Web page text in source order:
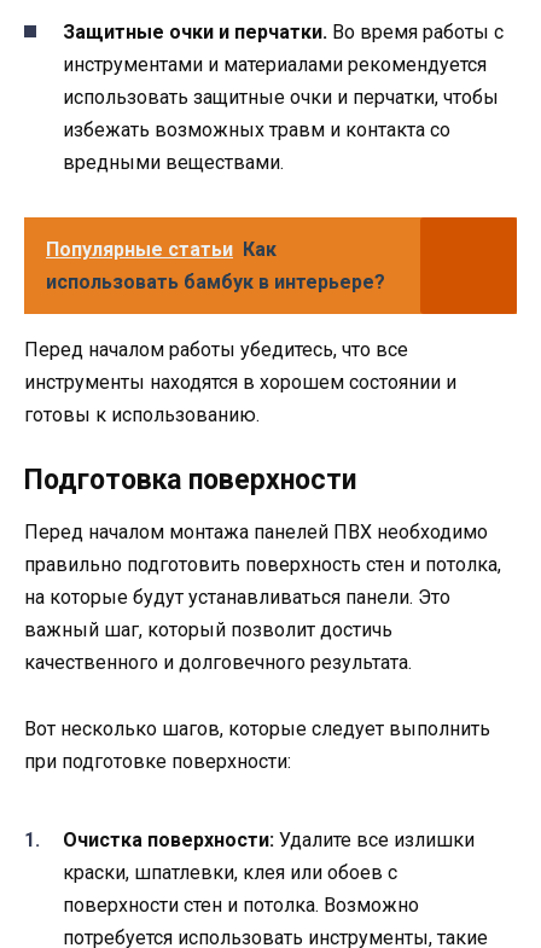
Защитные очки и перчатки. Во время работы с
инструментами и материалами рекомендуется
использовать защитные очки и перчатки, чтобы
избежать возможных травм и контакта со
вредными веществами.
Популярные статьи Как
использовать бамбук в интерьере?
Перед началом работы убедитесь, что все
инструменты находятся в хорошем состоянии и
готовы к использованию.
Подготовка поверхности
Перед началом монтажа панелей ПВХ необходимо
правильно подготовить поверхность стен и потолка,
на которые будут устанавливаться панели. Это
важный шаг, который позволит достичь
качественного и долговечного результата.
Вот несколько шагов, которые следует выполнить
при подготовке поверхности:
Очистка поверхности: Удалите все излишки
краски, шпатлевки, клея или обоев с
поверхности стен и потолка. Возможно
потребуется использовать инструменты, такие